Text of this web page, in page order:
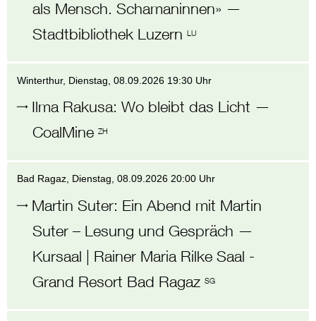
als Mensch. Schamaninnen» —
Stadtbibliothek Luzern LU
Winterthur, Dienstag,08.09.2026 19:30 Uhr
Ilma Rakusa:Wo bleibt das Licht —
CoalMine ZH
Bad Ragaz , Dienstag,08.09.2026 20:00 Uhr
Martin Suter: Ein Abend mit Martin
Suter – Lesung und Gespräch —
Kursaal | Rainer Maria Rilke Saal -
Grand Resort Bad Ragaz SG